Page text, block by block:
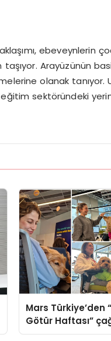
yaklaşımı,
Arayüzünün
olanak tanıyor.
sektöründeki
Mars Türkiye’den
Götür Haftası”